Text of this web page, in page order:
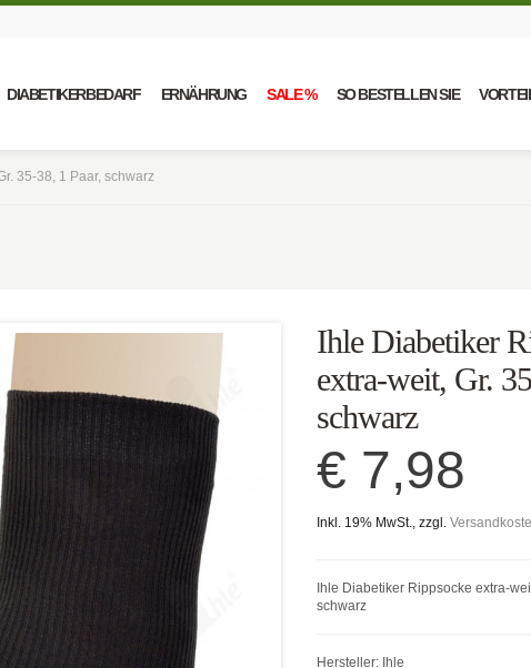
DIABETIKERBEDARF ERNÄHRUNG SALE % SO BESTELLEN SIE
35-38, 1 Paar, schwarz
Ihle Diabetiker
extra-weit, Gr.
schwarz
€ 7,98
Inkl. 19% MwSt., zzgl.
Ihle Diabetiker Rippsocke extra-
schwarz
Hersteller: Ihle